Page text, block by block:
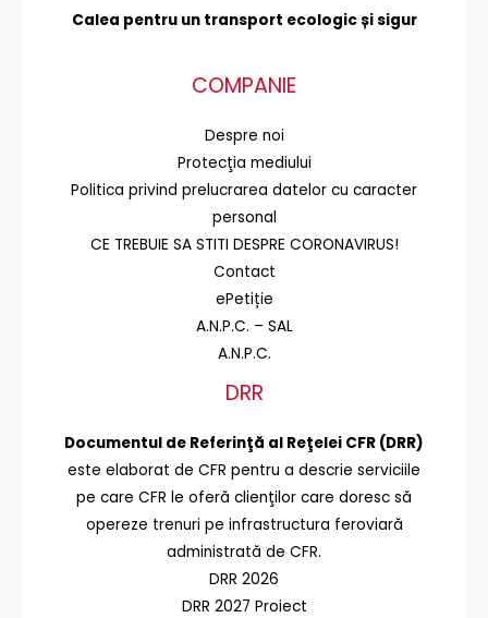
Calea pentru un transport ecologic și sigur
COMPANIE
Despre noi
Protecţia mediului
Politica privind prelucrarea datelor cu caracter
personal
CE TREBUIE SA STITI DESPRE CORONAVIRUS!
Contact
ePetiție
A.N.P.C. – SAL
A.N.P.C.
DRR
Documentul de Referinţă al Reţelei CFR (DRR)
este elaborat de CFR pentru a descrie serviciile
pe care CFR le oferă clienţilor care doresc să
opereze trenuri pe infrastructura feroviară
administrată de CFR.
DRR 2026
DRR 2027 Proiect